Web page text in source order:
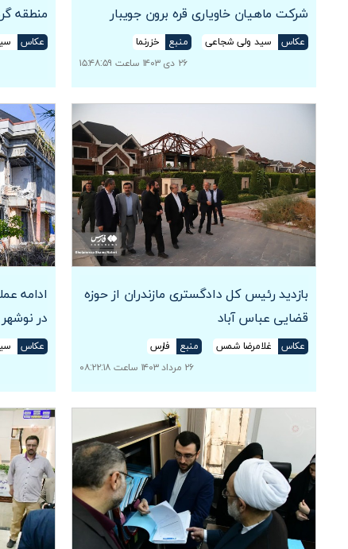
شرکت ماهیان خاویاری قره برون جویبار
عکاس سید ولی شجاعی منبع
خزرنما
۲۶ دی ۱۴۰۳ ساعت ۱۵:۴۸:۵۹
منطقه
عکاس
بازدید رئیس کل دادگستری مازندران از حوزه
قضایی عباس آباد
عکاس غلامرضا شمس منبع
فارس
۲۶ مرداد ۱۴۰۳ ساعت ۰۸:۲۲:۱۸
در نوشهر
عکاس